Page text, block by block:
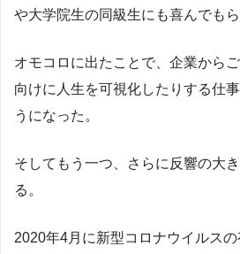
や大学院生の同級生にも喜んでもら
オモコロに出たことで、企業から
向けに人生を可視化したりする仕
うになった。
そしてもう一つ、さらに反響の大
る。
2020年4月に新型コロナウイルス